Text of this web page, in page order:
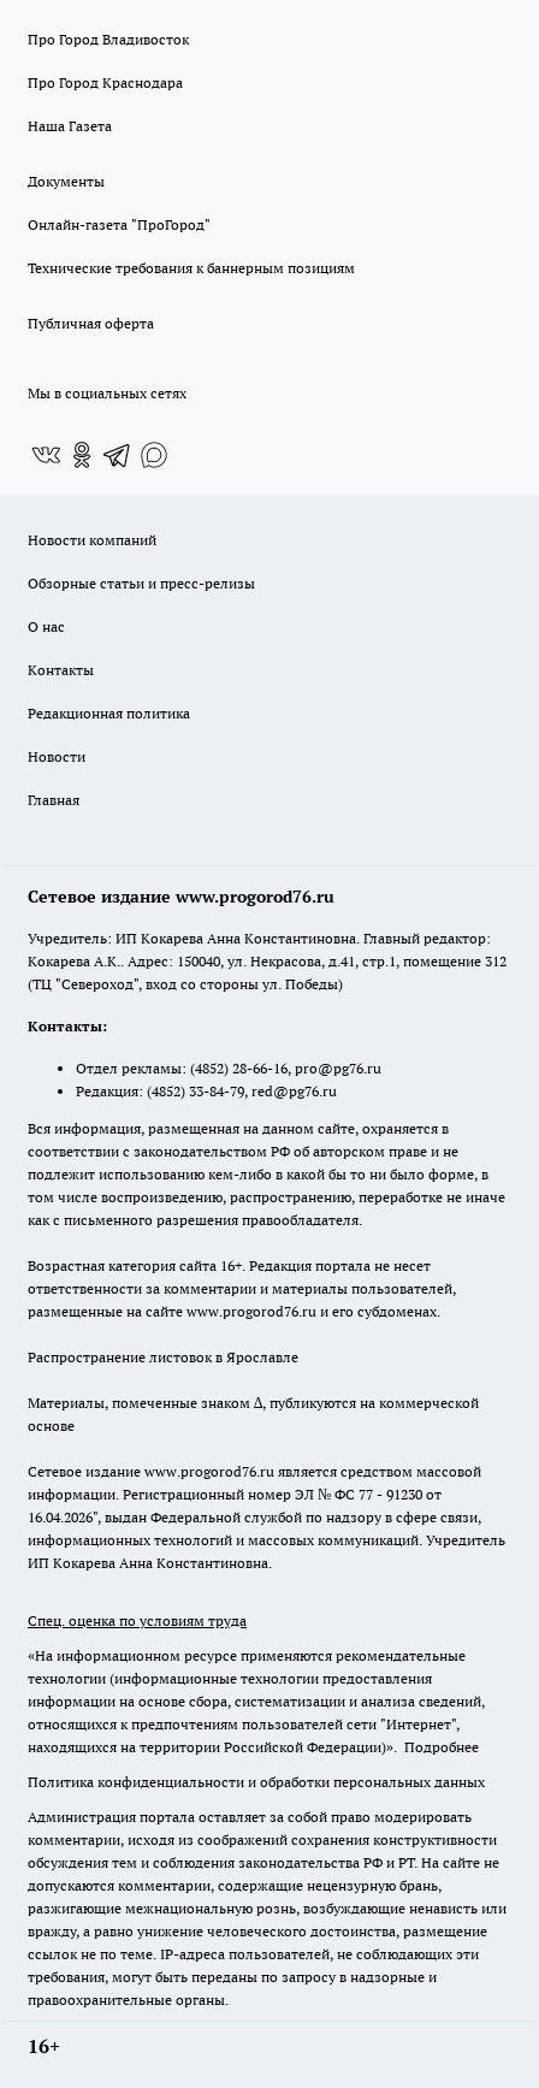
Про Город Владивосток
Про Город Краснодара
Наша Газета
Документы
Онлайн-газета "ПроГород"
Технические требования к баннерным позициям
Публичная оферта
Мы в социальных сетях
Новости компаний
Обзорные статьи и пресс-релизы
О нас
Контакты
Редакционная политика
Новости
Главная
Сетевое издание www.progorod76.ru
Учредитель: ИП Кокарева Анна Константиновна. Главный редактор:
Кокарева А.К.. Адрес: 150040, ул. Некрасова, д.41, стр.1, помещение 312
(ТЦ "Североход", вход со стороны ул. Победы)
Контакты:
Отдел рекламы: (4852) 28-66-16, pro@pg76.ru
Редакция: (4852) 33-84-79, red@pg76.ru
Вся информация, размещенная на данном сайте, охраняется в
соответствии с законодательством РФ об авторском праве и не
подлежит использованию кем-либо в какой бы то ни было форме, в
том числе воспроизведению, распространению, переработке не иначе
как с письменного разрешения правообладателя.
Возрастная категория сайта 16+. Редакция портала не несет
ответственности за комментарии и материалы пользователей,
размещенные на сайте www.progorod76.ru и его субдоменах.
Распространение листовок в Ярославле
Материалы, помеченные знаком ∆, публикуются на коммерческой
основе
Сетевое издание www.progorod76.ru является средством массовой
информации. Регистрационный номер ЭЛ № ФС 77 - 91230 от
16.04.2026", выдан Федеральной службой по надзору в сфере связи,
информационных технологий и массовых коммуникаций. Учредитель
ИП Кокарева Анна Константиновна.
Спец. оценка по условиям труда
«На информационном ресурсе применяются рекомендательные
технологии (информационные технологии предоставления
информации на основе сбора, систематизации и анализа сведений,
относящихся к предпочтениям пользователей сети "Интернет",
находящихся на территории Российской Федерации)». Подробнее
Политика конфиденциальности и обработки персональных данных
Администрация портала оставляет за собой право модерировать
комментарии, исходя из соображений сохранения конструктивности
обсуждения тем и соблюдения законодательства РФ и РТ. На сайте не
допускаются комментарии, содержащие нецензурную брань,
разжигающие межнациональную рознь, возбуждающие ненависть или
вражду, а равно унижение человеческого достоинства, размещение
ссылок не по теме. IP-адреса пользователей, не соблюдающих эти
требования, могут быть переданы по запросу в надзорные и
правоохранительные органы.
16+